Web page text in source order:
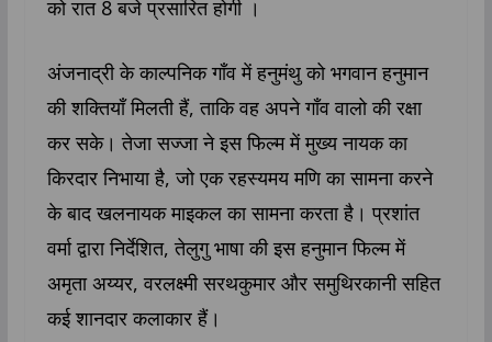
को रात 8 बजे प्रसारित होगी ।
अंजनाद्री के काल्पनिक गाँव में हनुमंथु को भगवान हनुमान
की शक्तियाँ मिलती हैं, ताकि वह अपने गाँव वालो की रक्षा
कर सके। तेजा सज्जा ने इस फिल्म में मुख्य नायक का
किरदार निभाया है, जो एक रहस्यमय मणि का सामना करने
के बाद खलनायक माइकल का सामना करता है। प्रशांत
वर्मा द्वारा निर्देशित, तेलुगु भाषा की इस हनुमान फिल्म में
अमृता अय्यर, वरलक्ष्मी सरथकुमार और समुथिरकानी सहित
कई शानदार कलाकार हैं।